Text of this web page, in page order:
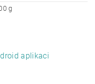
g
aplikaci